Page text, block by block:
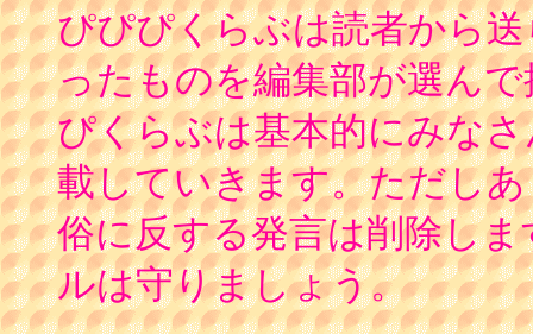
ぴぴぴくらぶは読者から
ったものを編集部が選ん
ぴくらぶは基本的にみな
載していきます。ただし
俗に反する発言は削除し
ルは守りましょう。